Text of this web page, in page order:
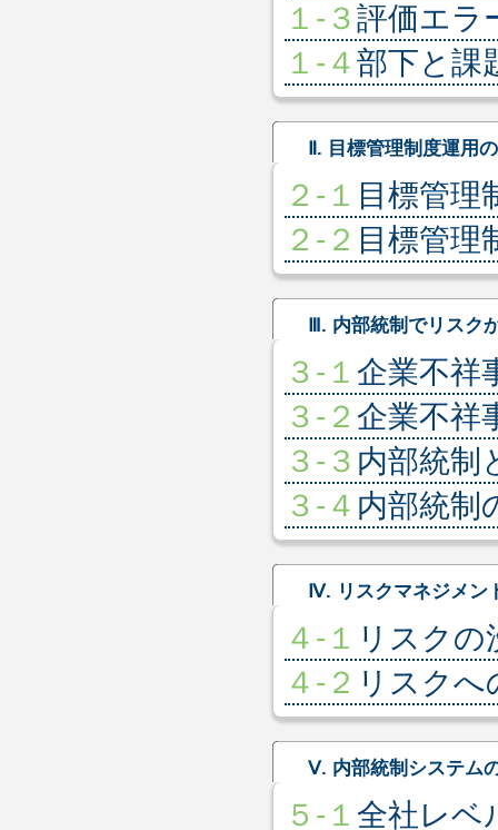
１-３評価エラ
１-４部下と課
Ⅱ. 目標管理制度運用
２-１ 目標管理
２-２ 目標管理
Ⅲ. 内部統制でリスク
３-１ 企業不祥
３-２ 企業不祥
３-３ 内部統制
３-４ 内部統制
Ⅳ. リスクマネジメン
４-１ リスクの
４-２ リスクへ
Ⅴ. 内部統制システム
５-１ 全社レベ